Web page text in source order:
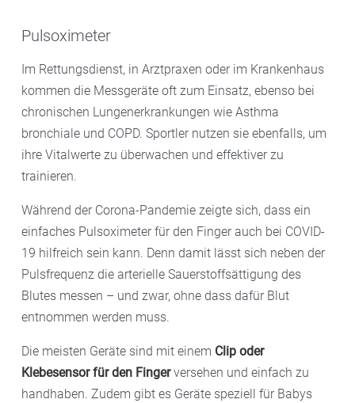
Pulsoximeter
Im Rettungsdienst, in Arztpraxen oder im Krankenhaus
kommen die Messgeräte oft zum Einsatz, ebenso bei
chronischen Lungenerkrankungen wie Asthma
bronchiale und COPD. Sportler nutzen sie ebenfalls, um
ihre Vitalwerte zu überwachen und effektiver zu
trainieren.
Während der Corona-Pandemie zeigte sich, dass ein
einfaches Pulsoximeter für den Finger auch bei COVID-
19 hilfreich sein kann. Denn damit lässt sich neben der
Pulsfrequenz die arterielle Sauerstoffsättigung des
Blutes messen – und zwar, ohne dass dafür Blut
entnommen werden muss.
Die meisten Geräte sind mit einem Clip oder
Klebesensor für den Fingerversehen und einfach zu
handhaben. Zudem gibt es Geräte speziell für Babys